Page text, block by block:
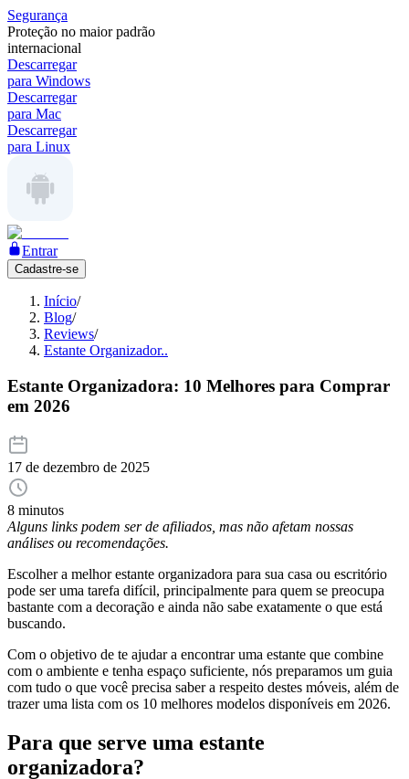
Segurança
Proteção no maior padrão
internacional
Descarregar
para Windows
Descarregar
para Mac
Descarregar
para Linux
Entrar
Cadastre-se
Início/
Blog/
Reviews/
Estante Organizador..
Estante Organizadora: 10 Melhores para Comprar
em 2026
17 de dezembro de 2025
8 minutos
Alguns links podem ser de afiliados, mas não afetam nossas
análises ou recomendações.
Escolher a melhor estante organizadora para sua casa ou escritório
pode ser uma tarefa difícil, principalmente para quem se preocupa
bastante com a decoração e ainda não sabe exatamente o que está
buscando.
Com o objetivo de te ajudar a encontrar uma estante que combine
com o ambiente e tenha espaço suficiente, nós preparamos um guia
com tudo o que você precisa saber a respeito destes móveis, além de
trazer uma lista com os 10 melhores modelos disponíveis em 2026.
Para que serve uma estante
organizadora?